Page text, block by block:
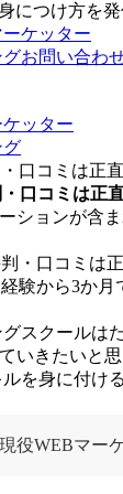
につけ方を
グお問い合わ
ッター
グ
口コミは正
口コミは正
ションが含ま
験から3か
スクールは
いきたいと思
を身に付け
現役WEBマー